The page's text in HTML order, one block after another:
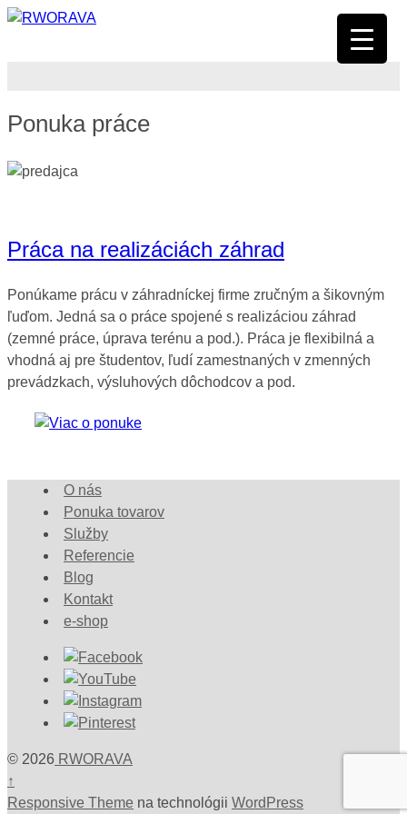
Ponuka práce
Práca na realizáciách záhrad
Ponúkame prácu v záhradníckej firme zručným a šikovným
ľuďom. Jedná sa o práce spojené s realizáciou záhrad
(zemné práce, úprava terénu a pod.). Práca je flexibilná a
vhodná aj pre študentov, ľudí zamestnaných v zmenných
prevádzkach, výsluhových dôchodcov a pod.
O nás
Ponuka tovarov
Služby
Referencie
Blog
Kontakt
e-shop
© 2026 RWORAVA
↑
Responsive Theme na technológii WordPress